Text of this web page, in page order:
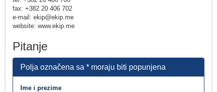
fax: +382 20 406 702
e-mail: ekip@ekip.me
website: www.ekip.me
Pitanje
Polja označena sa * moraju biti popunjena
Ime i prezime